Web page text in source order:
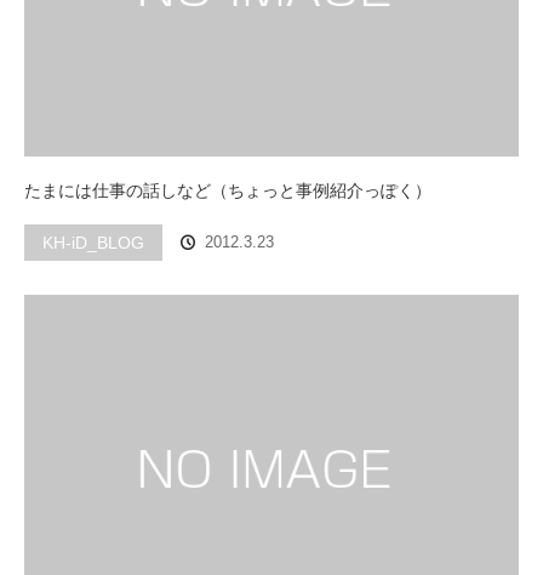
たまには仕事の話しなど（ちょっと事例紹介っぽく）
KH-iD_BLOG 2012.3.23